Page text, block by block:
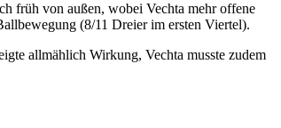
früh von außen, wobei Vechta mehr offene
(8/11 Dreier im ersten Viertel).
allmählich Wirkung, Vechta musste zudem